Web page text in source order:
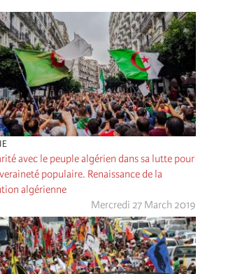
avec le peuple algérien dans sa lutte pour
populaire. Renaissance de la
algérienne
Mercredi 27 March 2019